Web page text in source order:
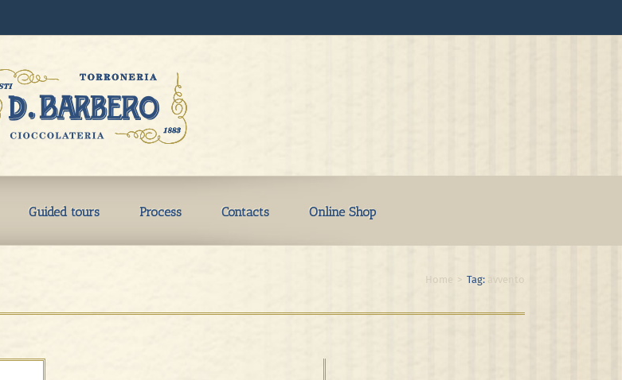
Guided tours Process Contacts Online Shop
Home > Tag: avvento